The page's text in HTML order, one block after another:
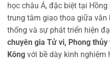
học châu Á, đặc biệt tại
trung tâm giao thoa giữa
thống và sự phát triển hiện
chuyên gia Tử vi, Phong
Kông với bề dày kinh nghiệm